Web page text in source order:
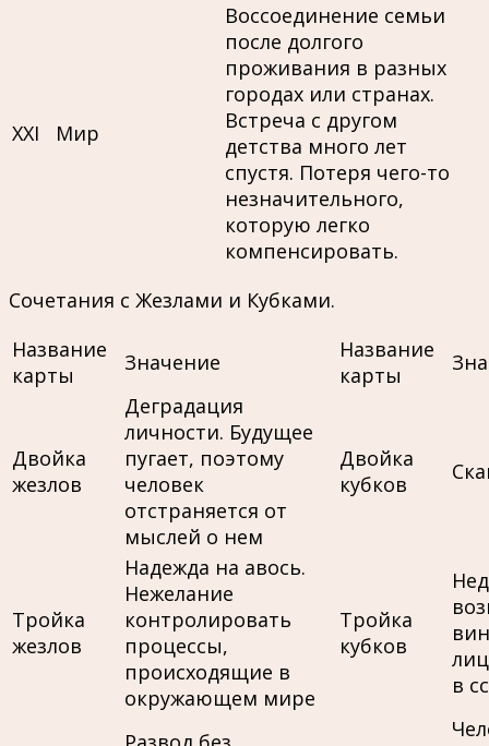
XXI Мир
Воссоединение семьи
после долгого
проживания в разных
городах или странах.
Встреча с другом
детства много лет
спустя. Потеря чего-то
незначительного,
которую легко
компенсировать.
Сочетания с Жезлами и Кубками.
Название
карты
Значение
Название
карты
Двойка
жезлов
Деградация
личности. Будущее
пугает, поэтому
человек
отстраняется от
мыслей о нем
Двойка
кубков
Тройка
жезлов
Надежда на авось.
Нежелание
контролировать
процессы,
происходящие в
окружающем мире
Тройка
кубков
в